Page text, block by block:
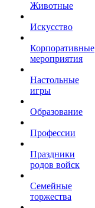
Животные
Искусство
Корпоративные
мероприятия
Настольные
игры
Образование
Профессии
Праздники
родов войск
Семейные
торжества